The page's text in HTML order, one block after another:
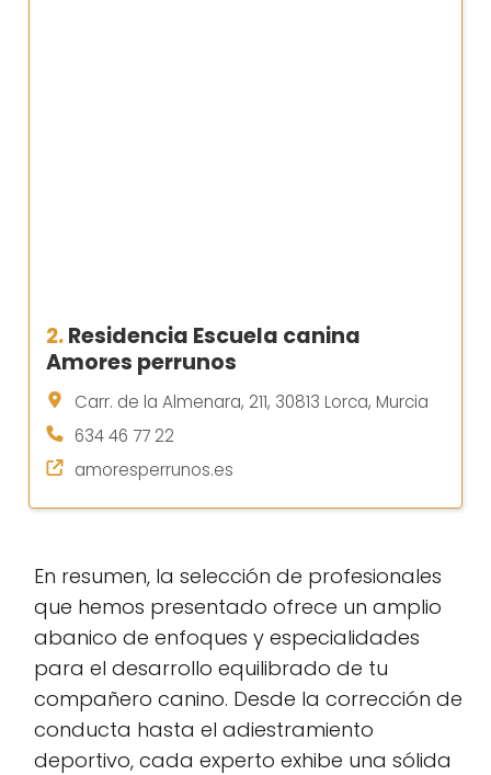
2.Residencia Escuela canina
Amores perrunos
Carr. de la Almenara, 211, 30813 Lorca, Murcia
634 46 77 22
amoresperrunos.es
En resumen, la selección de profesionales
que hemos presentado ofrece un amplio
abanico de enfoques y especialidades
para el desarrollo equilibrado de tu
compañero canino. Desde la corrección de
conducta hasta el adiestramiento
deportivo, cada experto exhibe una sólida